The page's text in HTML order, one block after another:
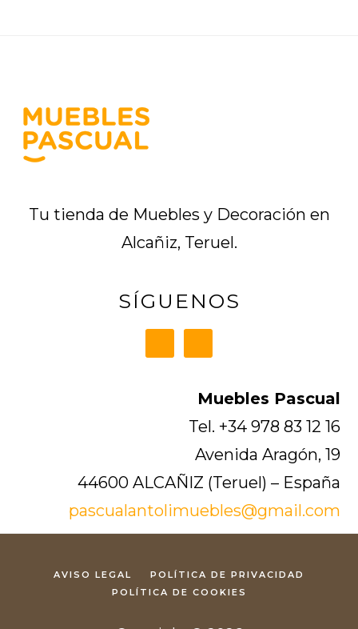
Tu tienda de Muebles y Decoración en
Alcañiz, Teruel.
SÍGUENOS
Muebles Pascual
Tel. +34 978 83 12 16
Avenida Aragón, 19
44600 ALCAÑIZ (Teruel) – España
pascualantolimuebles@gmail.com
AVISO LEGAL
POLÍTICA DE PRIVACIDAD
POLÍTICA DE COOKIES